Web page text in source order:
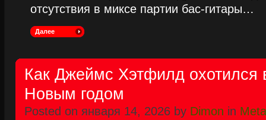
отсутствия в миксе партии бас-гитары…
Далее
Как Джеймс Хэтфилд охотился
Новым годом
Posted on января 14, 2026 by Dimon in